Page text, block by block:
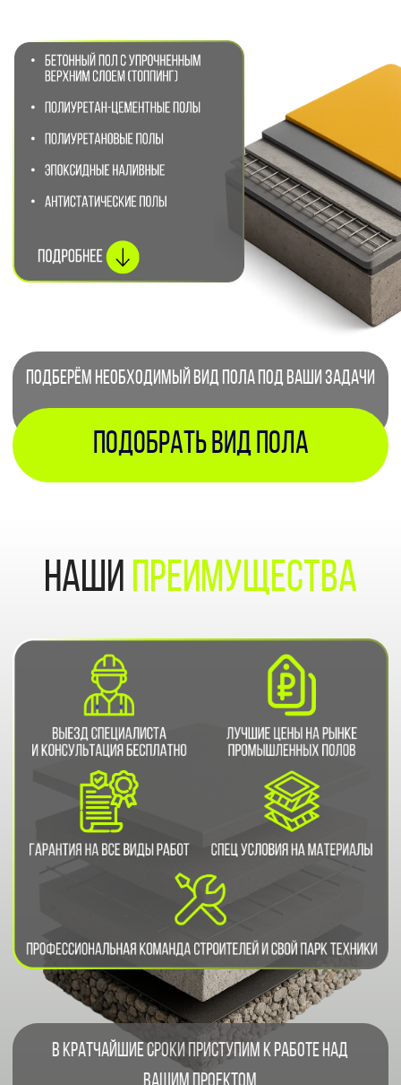
НашиПреимущества
В кратчайшие сроки приступим к работе над
вашим проектом
начать работу